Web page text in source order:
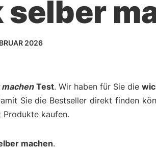
2026
Test. Wir haben für Sie die
Sie die Bestseller direkt finden
kaufen.
machen.